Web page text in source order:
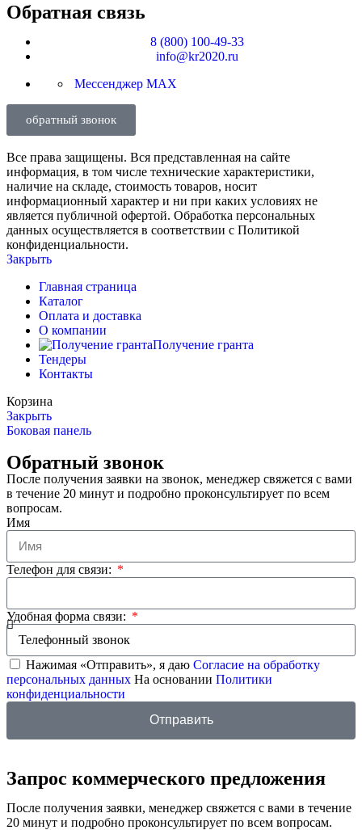
Обратная связь
8 (800) 100-49-33
info@kr2020.ru
Мессенджер MAX
обратный звонок
Все права защищены. Вся представленная на сайте
информация, в том числе технические характеристики,
наличие на складе, стоимость товаров, носит
информационный характер и ни при каких условиях не
является публичной офертой. Обработка персональных
данных осуществляется в соответствии с Политикой
конфиденциальности.
Закрыть
Главная страница
Каталог
Оплата и доставка
О компании
Получение гранта
Тендеры
Контакты
Корзина
Закрыть
Боковая панель
Обратный звонок
После получения заявки на звонок, менеджер свяжется с вами
в течение 20 минут и подробно проконсультирует по всем
вопросам.
Имя
Телефон для связи:
Удобная форма связи:
Нажимая «Отправить», я даю Согласие на обработку
персональных данных На основании Политики
конфиденциальности
Отправить
Запрос коммерческого предложения
После получения заявки, менеджер свяжется с вами в течение
20 минут и подробно проконсультирует по всем вопросам.